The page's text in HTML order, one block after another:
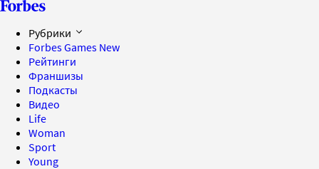
Рубрики
Forbes Games New
Рейтинги
Франшизы
Подкасты
Видео
Life
Woman
Sport
Young